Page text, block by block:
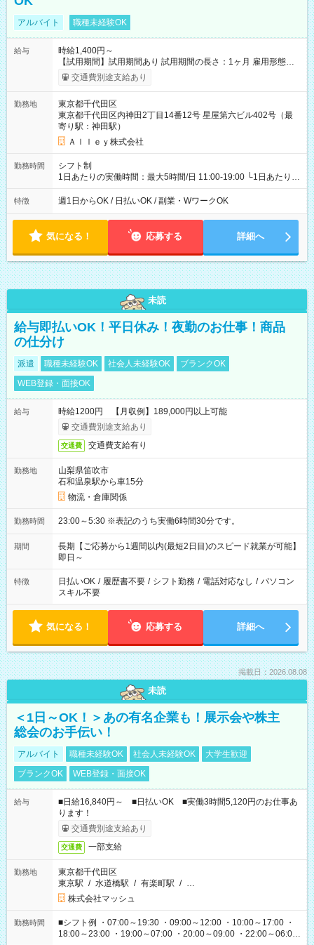
アルバイト 職種未経験OK
給与
時給1,400円～
【試用期間】試用期間あり 試用期間の長さ：1ヶ月 雇用形態、
給与は本採用時と同じです。
交通費別途支給あり
勤務地
東京都千代田区
東京都千代田区内神田2丁目14番12号 星屋第六ビル402号（最
寄り駅：神田駅）
Ａｌｌｅｙ株式会社
勤務時間
シフト制
1日あたりの実働時間：最大5時間/日 11:00-19:00 └1日あたりの
実働時間：1-5時間 └上記の時間帯内であれば、いつでも勤務可
能！ └平日・土曜日の中で、お好きな曜日でご勤務いただけま
18:00 などのように、自由な働き方が可能なお仕事です！
特徴 週1日からOK / 日払いOK / 副業・WワークOK
気になる！ 応募する 詳細へ
未読
給与即払いOK！平日休み！夜勤のお仕事！商品
の仕分け
派遣 職種未経験OK 社会人未経験OK
ブランクOK
WEB登録・面接OK
給与
時給1200円 【月収例】189,000円以上可能
交通費別途支給あり
交通費 交通費支給有り
勤務地
山梨県笛吹市
石和温泉駅から車15分
物流・倉庫関係
勤務時間 23:00～5:30 ※表記のうち実働6時間30分です。
期間
長期【ご応募から1週間以内(最短2日目)のスピード就業が可能】
即日～
特徴 日払いOK / 履歴書不要 / シフト勤務 / 電話対応なし / パソコン
スキル不要
気になる！ 応募する 詳細へ
掲載日：2026.08.08
未読
＜1日～OK！＞あの有名企業も！展示会や株主
総会のお手伝い！
アルバイト 職種未経験OK 社会人未経験OK
大学生歓迎
ブランクOK
WEB登録・面接OK
給与
■日給16,840円～ ■日払いOK ■実働3時間5,120円のお仕事あ
ります！
交通費別途支給あり
交通費 一部支給
勤務地
東京都千代田区
東京駅 / 水道橋駅 / 有楽町駅 / …
株式会社マッシュ
勤務時間
■シフト例 ・07:00～19:30 ・09:00～12:00 ・10:00～17:00 ・
18:00～23:00 ・19:00～07:00 ・20:00～09:00 ・22:00～06:00